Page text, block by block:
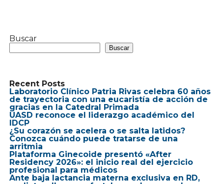
Buscar
Buscar
Recent Posts
Laboratorio Clínico Patria Rivas celebra 60 años
de trayectoria con una eucaristía de acción de
gracias en la Catedral Primada
UASD reconoce el liderazgo académico del
IDCP
¿Su corazón se acelera o se salta latidos?
Conozca cuándo puede tratarse de una
arritmia
Plataforma Ginecoide presentó «After
Residency 2026»: el inicio real del ejercicio
profesional para médicos
Ante baja lactancia materna exclusiva en RD,